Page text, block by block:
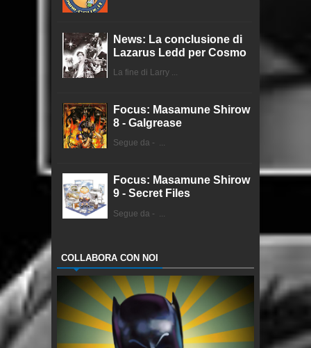
News: La conclusione di
Lazarus Ledd per Cosmo
La fine di Larry ...
Focus: Masamune Shirow
8 - Galgrease
Segue da - ...
Focus: Masamune Shirow
9 - Secret Files
Segue da - ...
COLLABORA CON NOI